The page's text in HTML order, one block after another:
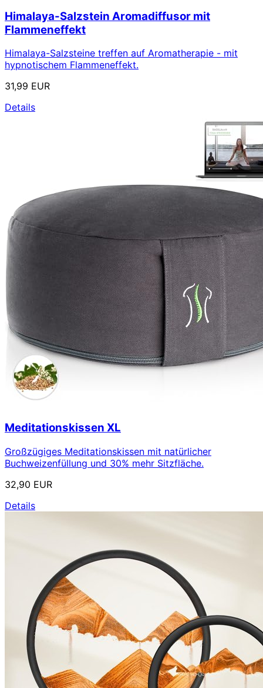
Himalaya-Salzstein Aromadiffusor mit
Flammeneffekt
Himalaya-Salzsteine treffen auf Aromatherapie - mit
hypnotischem Flammeneffekt.
31,99 EUR
Details
Meditationskissen XL
Großzügiges Meditationskissen mit natürlicher
Buchweizenfüllung und 30% mehr Sitzfläche.
32,90 EUR
Details